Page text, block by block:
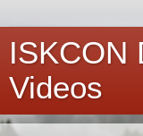
ISKCON
Videos